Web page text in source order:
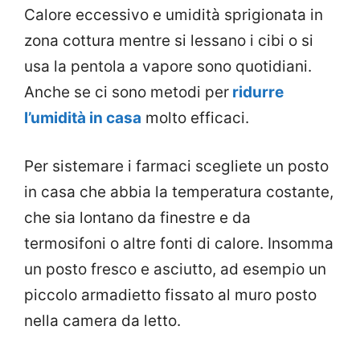
Calore eccessivo e umidità sprigionata in
zona cottura mentre si lessano i cibi o si
usa la pentola a vapore sono quotidiani.
Anche se ci sono metodi per ridurre
l’umidità in casa molto efficaci.
Per sistemare i farmaci scegliete un posto
in casa che abbia la temperatura costante,
che sia lontano da finestre e da
termosifoni o altre fonti di calore. Insomma
un posto fresco e asciutto, ad esempio un
piccolo armadietto fissato al muro posto
nella camera da letto.